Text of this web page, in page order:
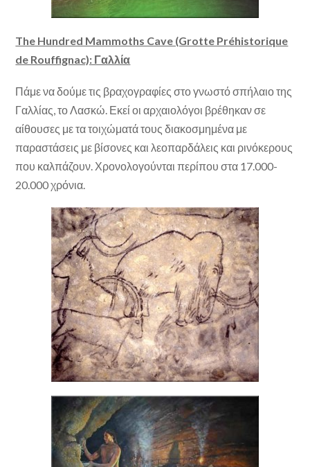
The Hundred Mammoths Cave (Grotte Préhistorique
de Rouffignac): Γαλλία
Πάμε να δούμε τις βραχογραφίες στο γνωστό σπήλαιο της
Γαλλίας, το Λασκώ. Εκεί οι αρχαιολόγοι βρέθηκαν σε
αίθουσες με τα τοιχώματά τους διακοσμημένα με
παραστάσεις με βίσονες και λεοπαρδάλεις και ρινόκερους
που καλπάζουν. Χρονολογούνται περίπου στα 17.000-
20.000 χρόνια.